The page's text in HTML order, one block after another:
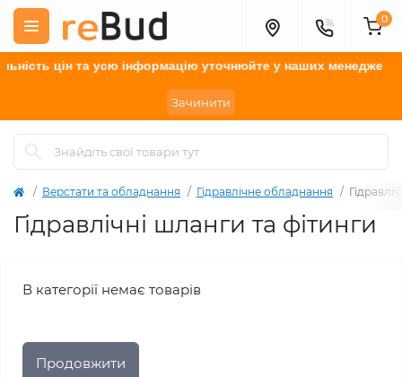
цін та усю інформацію уточнюйтеу наших менеджерів.
Зачинити
0
Верстати та обладнання Гідравлічне обладнання
Гідравлічні шланги та фітинги
В категорії немає товарів
Продовжити